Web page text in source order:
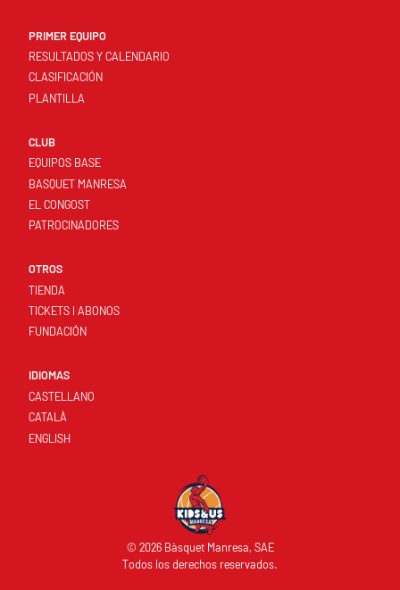
PRIMER EQUIPO
RESULTADOS Y CALENDARIO
CLASIFICACIÓN
PLANTILLA
CLUB
EQUIPOS BASE
BASQUET MANRESA
EL CONGOST
PATROCINADORES
OTROS
TIENDA
TICKETS I ABONOS
FUNDACIÓN
IDIOMAS
CASTELLANO
CATALÀ
ENGLISH
© 2026 Bàsquet Manresa, SAE
Todos los derechos reservados.